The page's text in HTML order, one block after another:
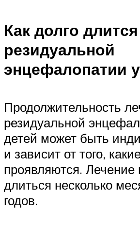
Как долго
резидуальной
энцефалопатии
Продолжительность
резидуальной
детей может быть
и зависит от того,
проявляются. Лечение
длиться несколько
годов.